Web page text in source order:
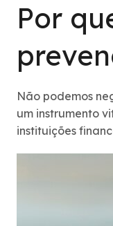
Por
Não podemos
um instrumento
instituições